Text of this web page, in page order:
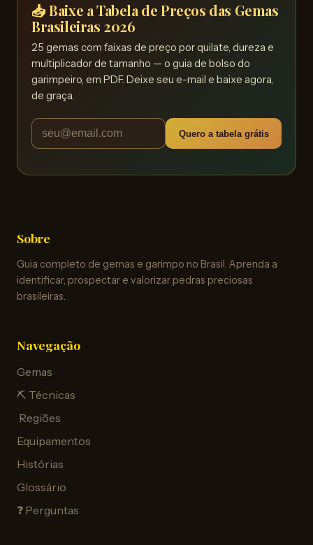
📥 Baixe a Tabela de Preços das Gemas
Brasileiras 2026
25 gemas com faixas de preço por quilate, dureza e
multiplicador de tamanho — o guia de bolso do
garimpeiro, em PDF. Deixe seu e-mail e baixe agora,
de graça.
Quero a tabela grátis
Sobre
Guia completo de gemas e garimpo no Brasil. Aprenda a
identificar, prospectar e valorizar pedras preciosas
brasileiras.
Navegação
Gemas
⛏️ Técnicas
️ Regiões
Equipamentos
Histórias
Glossário
❓ Perguntas